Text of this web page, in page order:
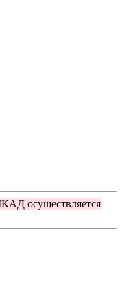
осуществляется